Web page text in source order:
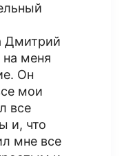
Дмитрий
на меня
Он
мои
все
и, что
мне все